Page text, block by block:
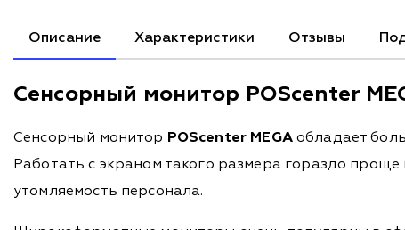
Описание Характеристики Отзывы
Сенсорный монитор POScenter
Сенсорный монитор POScenter MEGAобладает
Работать с экраном такого размера гораздо
утомляемость персонала.